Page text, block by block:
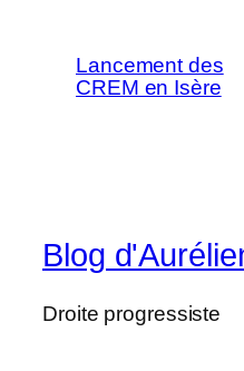
Lancement des
CREM en Isère
Blog
Droite progressiste